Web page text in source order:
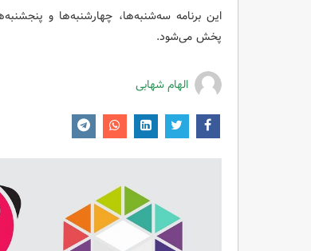
پخش می‌شود.
الهام شهابی